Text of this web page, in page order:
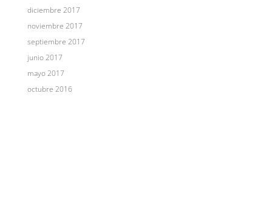
diciembre 2017
noviembre 2017
septiembre 2017
junio 2017
mayo 2017
octubre 2016